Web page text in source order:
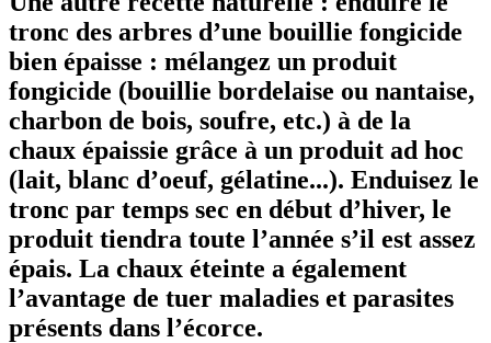
tronc des arbres d’une bouillie fongicide
bien épaisse : mélangez un produit
fongicide (bouillie bordelaise ou nantaise,
charbon de bois, soufre, etc.) à de la
chaux épaissie grâce à un produit ad hoc
(lait, blanc d’oeuf, gélatine...). Enduisez le
tronc par temps sec en début d’hiver, le
produit tiendra toute l’année s’il est assez
épais. La chaux éteinte a également
l’avantage de tuer maladies et parasites
présents dans l’écorce.